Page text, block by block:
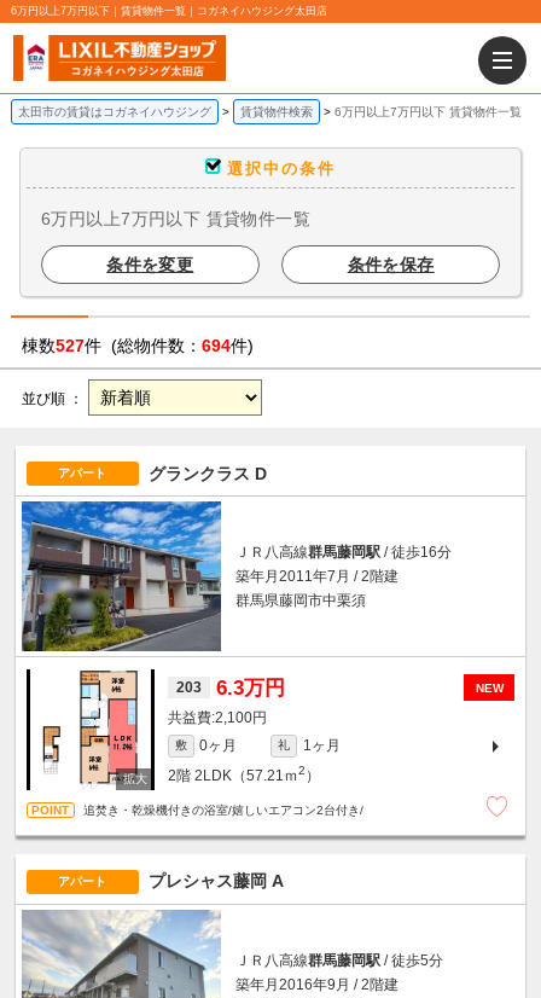
6万円以上7万円以下｜賃貸物件一覧｜コガネイハウジング太田店
太田市の賃貸はコガネイハウジング 賃貸物件検索 6万円以上7万円以下 賃貸物件一覧
選択中の条件
6万円以上7万円以下 賃貸物件一覧
条件を変更 条件を保存
棟数527件 (総物件数： 694件)
並び順 ：
アパート グランクラス D
ＪＲ八高線群馬藤岡駅 / 徒歩16分
築年月2011年7月 / 2階建
群馬県藤岡市中栗須
NEW
203 6.3万円
2,100円
敷 0ヶ月 礼
1ヶ月
2階 2LDK（57.21ｍ2 ）
追焚き・乾燥機付きの浴室/嬉しいエアコン2台付き/
アパート プレシャス藤岡 A
ＪＲ八高線群馬藤岡駅 / 徒歩5分
築年月2016年9月 / 2階建